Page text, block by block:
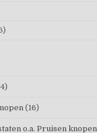
(16)
o.a. Pruisen knopen